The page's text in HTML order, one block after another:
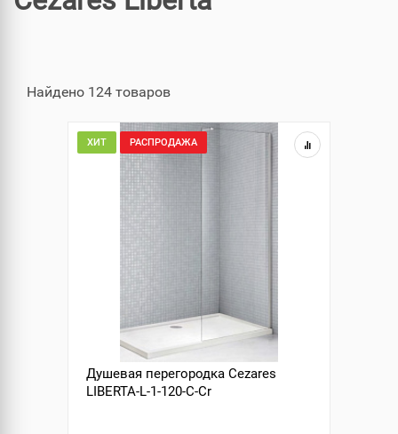
Найдено 124 товаров
ХИТ РАСПРОДАЖА
Душевая перегородка Cezares
LIBERTA-L-1-120-C-Cr